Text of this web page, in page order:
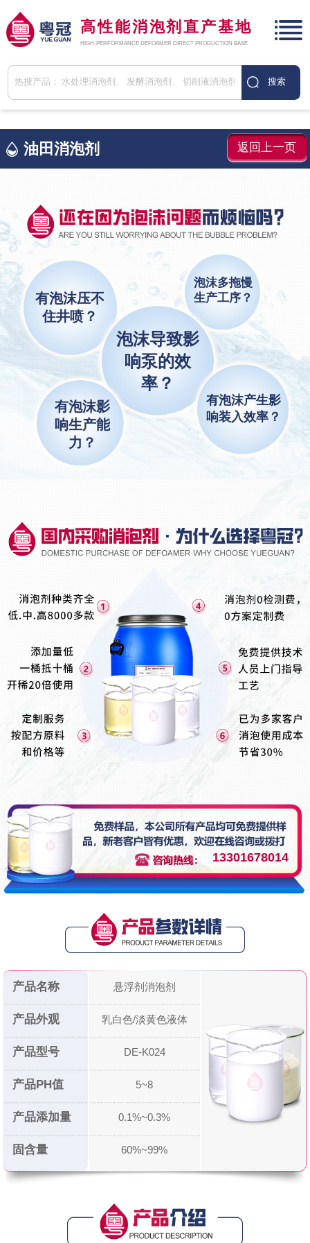
高性能消泡剂直产基地
HIGH-PERFORMANCE DEFOAMER DIRECT PRODUCTION BASE
油田消泡剂 返回上一页
有泡沫压不
住井喷？
泡沫多拖慢
生产工序？
泡沫导致影
响泵的效
率？
有泡沫影
响生产能
力？
有泡沫产生影
响装入效率？
13301678014
产品名称
产品外观
产品型号
产品PH值
产品添加量
固含量
悬浮剂消泡剂
乳白色/淡黄色液体
DE-K024
5~8
0.1%~0.3%
60%~99%